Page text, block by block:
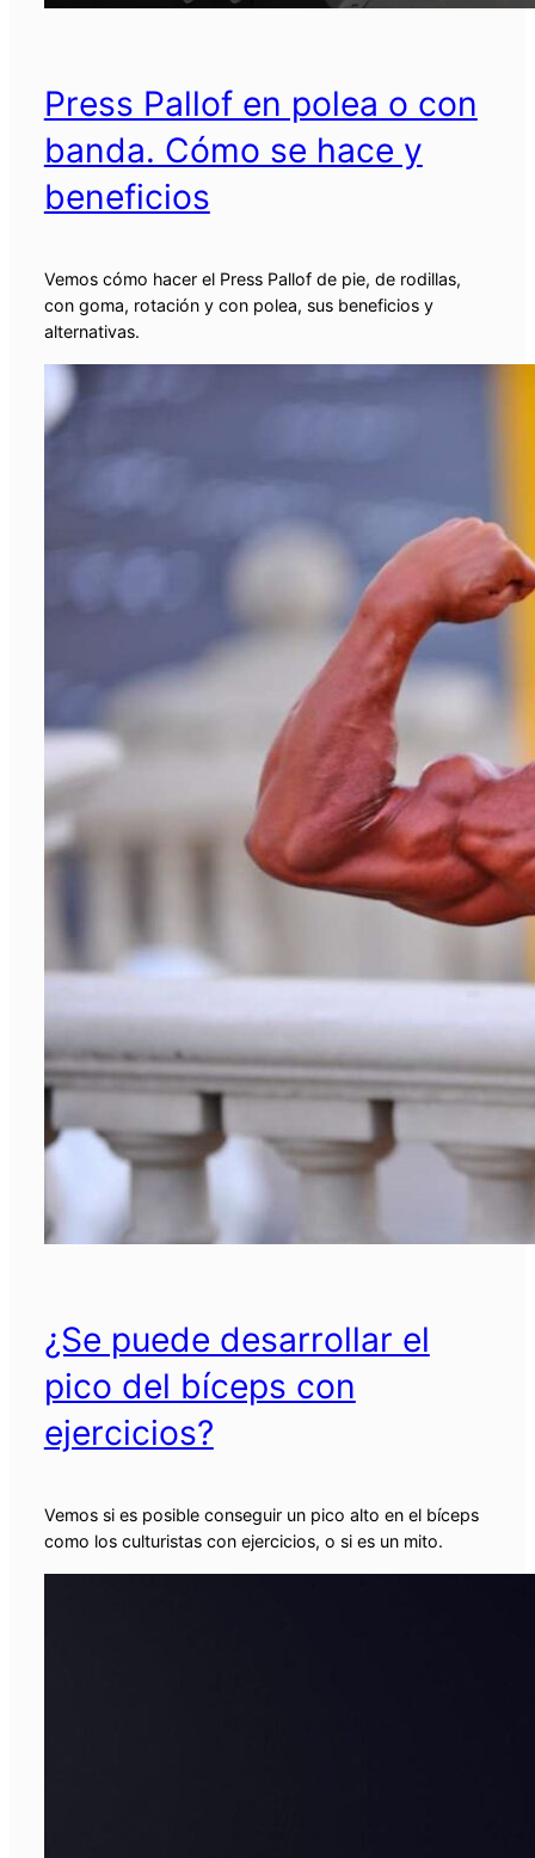
Press Pallof en polea o con
banda. Cómo se hace y
beneficios
Vemos cómo hacer el Press Pallof de pie, de rodillas,
con goma, rotación y con polea, sus beneficios y
alternativas.
¿Se puede desarrollar el
pico del bíceps con
ejercicios?
Vemos si es posible conseguir un pico alto en el bíceps
como los culturistas con ejercicios, o si es un mito.